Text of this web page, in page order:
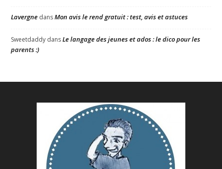
Lavergne dansMon avis le rend gratuit : test, avis et astuces
Sweetdaddy dansLe langage des jeunes et ados : le dico pour les
parents :)